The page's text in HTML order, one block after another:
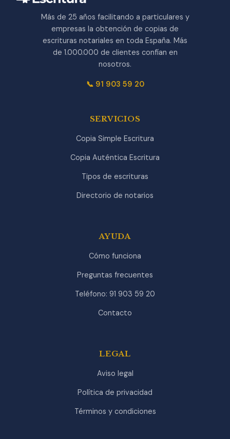
Más de 25 años facilitando a particulares y
empresas la obtención de copias de
escrituras notariales en toda España. Más
de 1.000.000 de clientes confían en
nosotros.
📞 91 903 59 20
SERVICIOS
Copia Simple Escritura
Copia Auténtica Escritura
Tipos de escrituras
Directorio de notarios
AYUDA
Cómo funciona
Preguntas frecuentes
Teléfono: 91 903 59 20
Contacto
LEGAL
Aviso legal
Política de privacidad
Términos y condiciones